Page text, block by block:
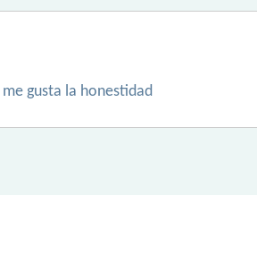
gusta la honestidad